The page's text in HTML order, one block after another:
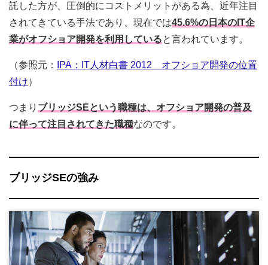
託した方が、圧倒的にコストメリットがある為、近年注目
されてきている手法であり、現在では45.6%の日本のIT企
業がオフショア開発を利用していると言われています。
（参照元：
IPA：IT人材白書 2012 オフショア開発の位置
付け）
つまり ブリッジSEという職種は、オフショア開発の普及
に伴って注目されてきた職種なのです。
ブリッジSEの強み